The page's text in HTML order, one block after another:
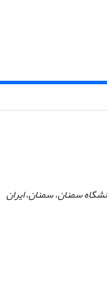
سمنان، سمنان، ایران